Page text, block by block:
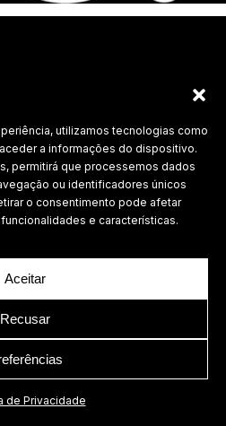
utilizamos tecnologias como
a informações do dispositivo.
permitirá que processemos dados
ou identificadores únicos
o consentimento pode afetar
e características.
Aceitar
Recusar
de Privacidade